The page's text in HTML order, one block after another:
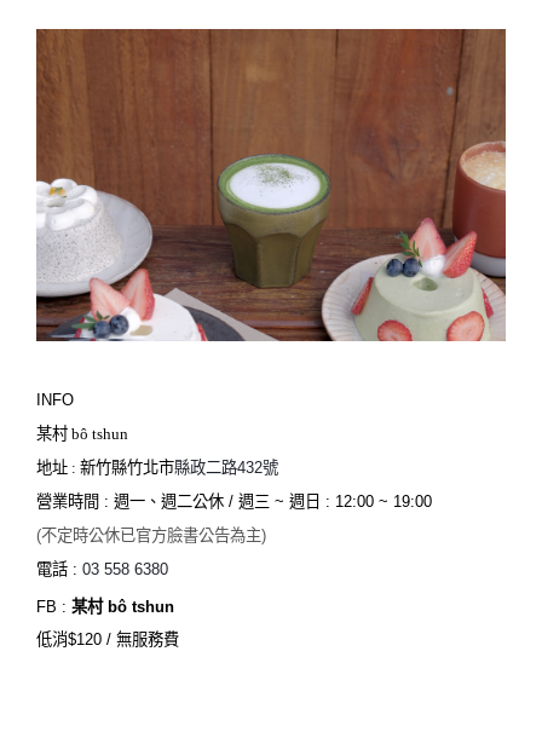
INFO
某村 bô tshun
地址 : 新竹縣竹北市縣政二路432號
營業時間 : 週一、週二公休 / 週三 ~ 週日 : 12:00 ~ 19:00
(不定時公休已官方臉書公告為主)
電話 : 03 558 6380
FB : 某村 bô tshun
低消$120 / 無服務費